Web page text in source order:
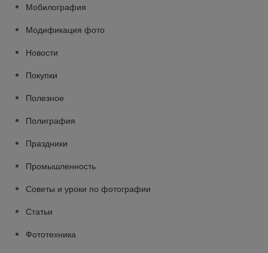
Мобилография
Модификация фото
Новости
Покупки
Полезное
Полиграфия
Праздники
Промышленность
Советы и уроки по фотографии
Статьи
Фототехника